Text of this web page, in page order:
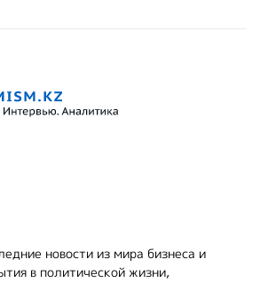
новости из мира бизнеса и
в политической жизни,